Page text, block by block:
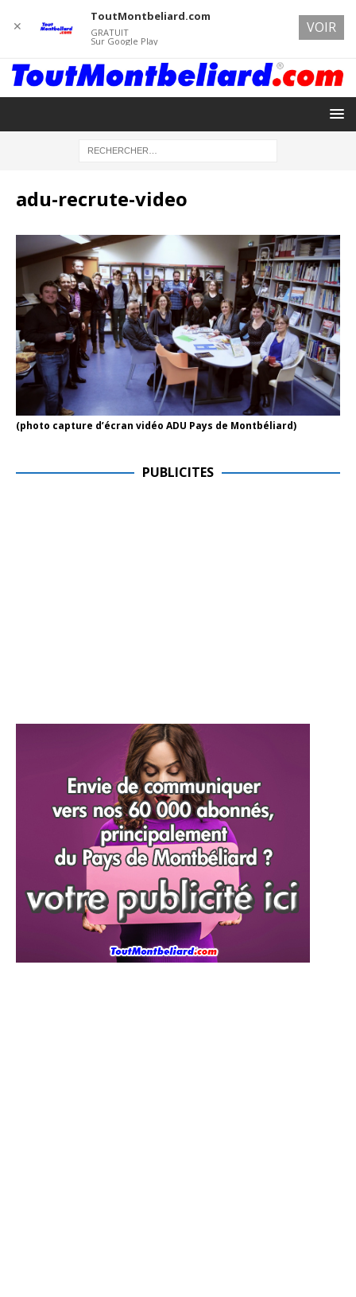
adu-recrute-video
(photo capture d’écran vidéo ADU Pays de Montbéliard)
PUBLICITES
✕
ToutMontbeliard.com
GRATUIT
Sur Google Play
VOIR